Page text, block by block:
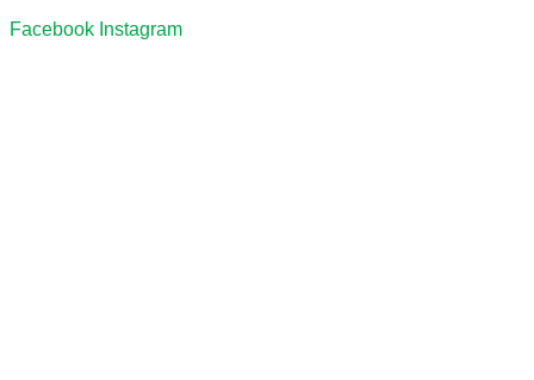
Facebook Instagram